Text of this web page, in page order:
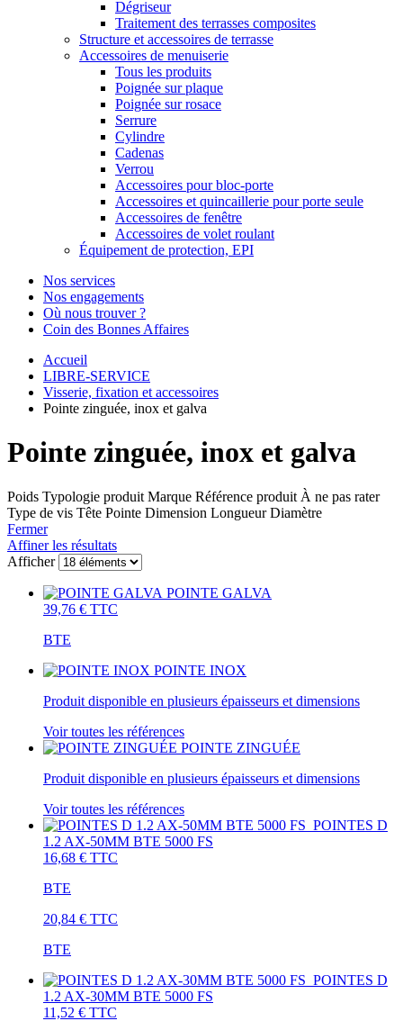
Dégriseur
Traitement des terrasses composites
Structure et accessoires de terrasse
Accessoires de menuiserie
Tous les produits
Poignée sur plaque
Poignée sur rosace
Serrure
Cylindre
Cadenas
Verrou
Accessoires pour bloc-porte
Accessoires et quincaillerie pour porte seule
Accessoires de fenêtre
Accessoires de volet roulant
Équipement de protection, EPI
Nos services
Nos engagements
Où nous trouver ?
Coin des Bonnes Affaires
Accueil
LIBRE-SERVICE
Visserie, fixation et accessoires
Pointe zinguée, inox et galva
Pointe zinguée, inox et galva
Poids Typologie produit Marque Référence produit À ne pas rater
Type de vis Tête Pointe Dimension Longueur Diamètre
Fermer
Affiner les résultats
Afficher
POINTE GALVA
39,76 € TTC
BTE
POINTE INOX
Produit disponible en plusieurs épaisseurs et dimensions
Voir toutes les références
POINTE ZINGUÉE
Produit disponible en plusieurs épaisseurs et dimensions
Voir toutes les références
POINTES D
1.2 AX-50MM BTE 5000 FS
16,68 € TTC
BTE
20,84 € TTC
BTE
POINTES D
1.2 AX-30MM BTE 5000 FS
11,52 € TTC